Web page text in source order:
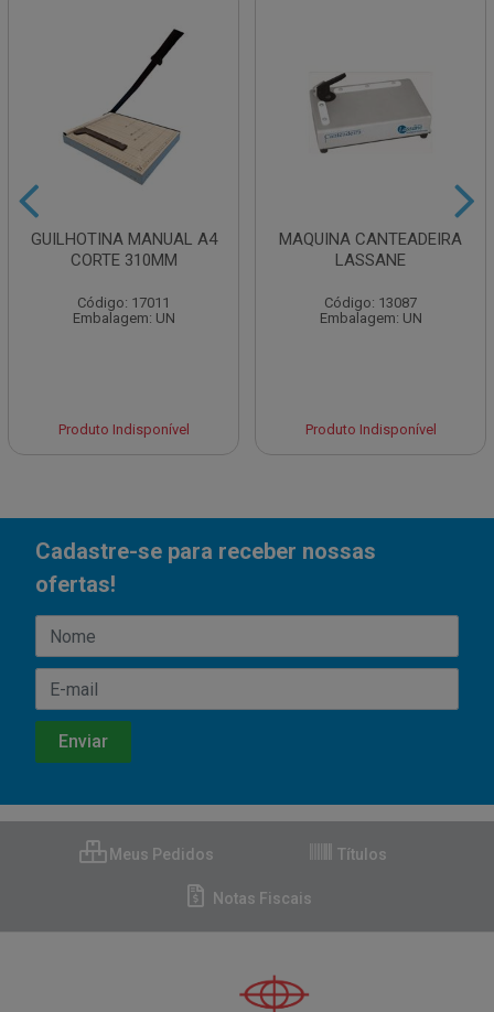
GUILHOTINA MANUAL A4
CORTE 310MM
Código: 17011
Embalagem: UN
Produto Indisponível
MAQUINA CANTEADEIRA
LASSANE
Código: 13087
Embalagem: UN
Produto Indisponível
Cadastre-se para receber nossas
ofertas!
Meus Pedidos Títulos
Notas Fiscais